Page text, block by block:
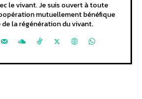
le vivant. Je suis ouvert à toute
mutuellement bénéfique
de la régénération du vivant.